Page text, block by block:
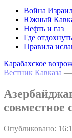
Война
Южный
Нефть и газ
Где
Правила
Карабахское
Вестник Кавказа —
совместное
Опубликовано: